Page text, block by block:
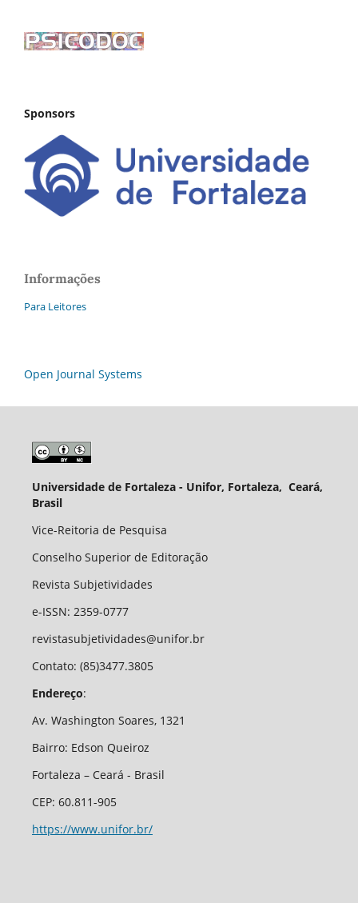
Sponsors
Informações
Para Leitores
Open Journal Systems
Universidade de Fortaleza - Unifor, Fortaleza, Ceará,
Brasil
Vice-Reitoria de Pesquisa
Conselho Superior de Editoração
Revista Subjetividades
e-ISSN: 2359-0777
revistasubjetividades@unifor.br
Contato: (85)3477.3805
Endereço:
Av. Washington Soares, 1321
Bairro: Edson Queiroz
Fortaleza – Ceará - Brasil
CEP: 60.811-905
https://www.unifor.br/